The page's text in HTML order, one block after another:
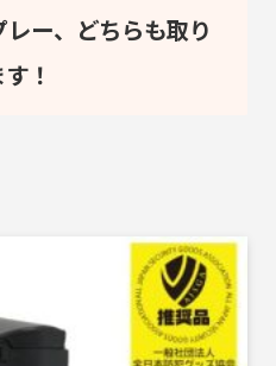
ー、どちらも取り
！